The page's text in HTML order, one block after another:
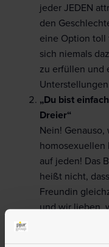
jeder JEDEN
den
eine Option toll
sich niemals
zu erfüllen und
Unterstellungen.
„Du bist
Dreier“
Nein!
homosexuellen
auf jeden! Das
heißt nicht,
Freundin
und wir lieben,
sich selber als
nicht, dass